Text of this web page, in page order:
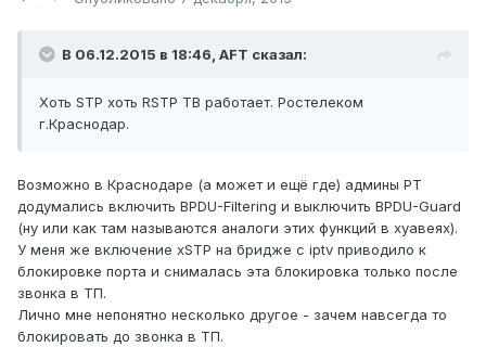
В 06.12.2015 в 18:46, AFT сказал:
Хоть STP хоть RSTP ТВ работает. Ростелеком
г.Краснодар.
Возможно в Краснодаре (а может и ещё где) админы РТ
додумались включить BPDU-Filtering и выключить BPDU-Guard
(ну или как там называются аналоги этих функций в хуавеях).
У меня же включение xSTP на бридже с iptv приводило к
блокировке порта и снималась эта блокировка только после
звонка в ТП.
Лично мне непонятно несколько другое - зачем навсегда то
блокировать до звонка в ТП.